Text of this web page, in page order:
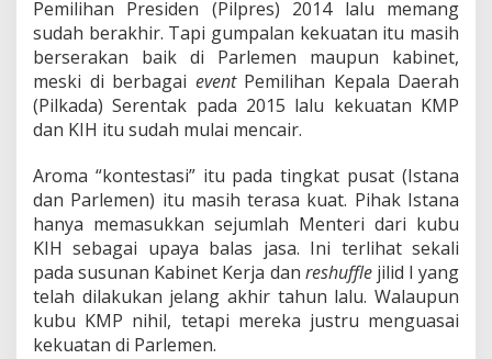
l
i
t
a
u
o
k
o
w
Pemilihan Presiden (Pilpres) 2014 lalu memang
sudah berakhir. Tapi gumpalan kekuatan itu masih
berserakan baik di Parlemen maupun kabinet,
meski di berbagai eventPemilihan Kepala Daerah
(Pilkada) Serentak pada 2015 lalu kekuatan KMP
dan KIH itu sudah mulai mencair.
Aroma “kontestasi” itu pada tingkat pusat (Istana
dan Parlemen) itu masih terasa kuat. Pihak Istana
hanya memasukkan sejumlah Menteri dari kubu
KIH sebagai upaya balas jasa. Ini terlihat sekali
pada susunan Kabinet Kerja dan reshufflejilid I yang
telah dilakukan jelang akhir tahun lalu. Walaupun
kubu KMP nihil, tetapi mereka justru menguasai
kekuatan di Parlemen.